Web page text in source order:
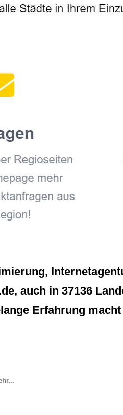
auch in 37136
Erfahrung macht